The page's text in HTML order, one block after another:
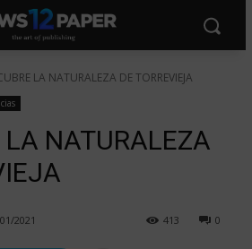
LA NATURALEZA DE TORREVIEJA
LA NATURALEZA
2021 0
413